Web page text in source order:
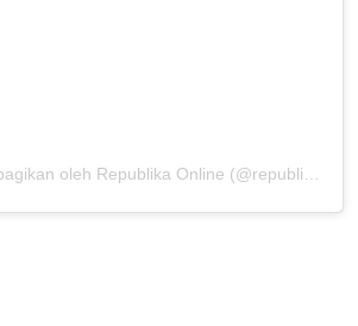
Sebuah kiriman dibagikan oleh Republika Online (@republikaonline)